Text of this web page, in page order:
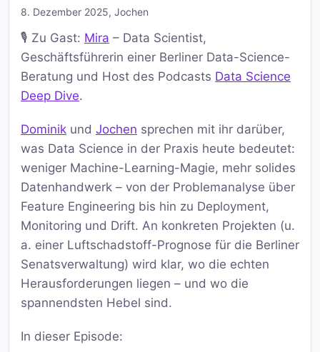
8. Dezember 2025, Jochen
🎙️ Zu Gast: Mira – Data Scientist,
Geschäftsführerin einer Berliner Data-Science-
Beratung und Host des Podcasts Data Science
Deep Dive.
Dominik und Jochen sprechen mit ihr darüber,
was Data Science in der Praxis heute bedeutet:
weniger Machine-Learning-Magie, mehr solides
Datenhandwerk – von der Problemanalyse über
Feature Engineering bis hin zu Deployment,
Monitoring und Drift. An konkreten Projekten (u.
a. einer Luftschadstoff-Prognose für die Berliner
Senatsverwaltung) wird klar, wo die echten
Herausforderungen liegen – und wo die
spannendsten Hebel sind.
In dieser Episode: